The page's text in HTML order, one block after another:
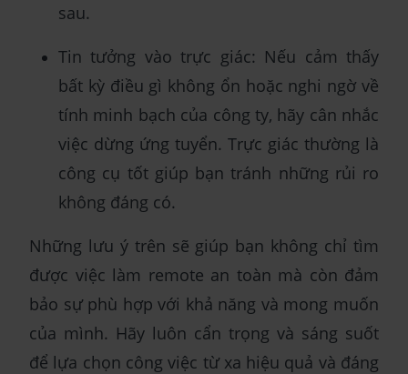
sau.
Tin tưởng vào trực giác: Nếu cảm thấy
bất kỳ điều gì không ổn hoặc nghi ngờ về
tính minh bạch của công ty, hãy cân nhắc
việc dừng ứng tuyển. Trực giác thường là
công cụ tốt giúp bạn tránh những rủi ro
không đáng có.
Những lưu ý trên sẽ giúp bạn không chỉ tìm
được việc làm remote an toàn mà còn đảm
bảo sự phù hợp với khả năng và mong muốn
của mình. Hãy luôn cẩn trọng và sáng suốt
để lựa chọn công việc từ xa hiệu quả và đáng